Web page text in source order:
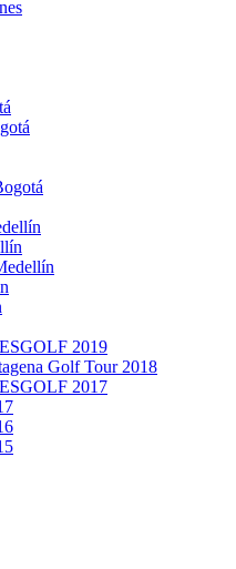
2019
Golf Tour 2018
2017